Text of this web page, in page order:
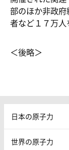
部のほか非政
者など１７万人
＜後略＞
日本の原子力
世界の原子力